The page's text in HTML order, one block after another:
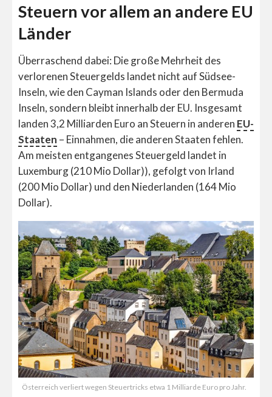
Steuern vor allem an andere EU
Länder
Überraschend dabei: Die große Mehrheit des
verlorenen Steuergelds landet nicht auf Südsee-
Inseln, wie den Cayman Islands oder den Bermuda
Inseln, sondern bleibt innerhalb der EU. Insgesamt
landen 3,2 Milliarden Euro an Steuern in anderen EU-
Staaten – Einnahmen, die anderen Staaten fehlen.
Am meisten entgangenes Steuergeld landet in
Luxemburg (210 Mio Dollar)), gefolgt von Irland
(200 Mio Dollar) und den Niederlanden (164 Mio
Dollar).
Österreich verliert wegen Steuertricks etwa 1 Milliarde Euro pro Jahr.